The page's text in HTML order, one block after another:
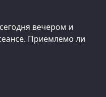
вечером и
Приемлемо ли